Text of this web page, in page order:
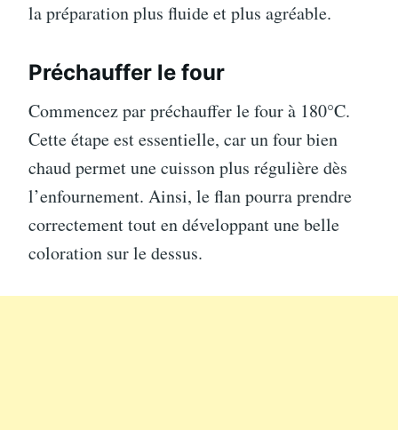
la préparation plus fluide et plus agréable.
Préchauffer le four
Commencez par préchauffer le four à 180°C.
Cette étape est essentielle, car un four bien
chaud permet une cuisson plus régulière dès
l’enfournement. Ainsi, le flan pourra prendre
correctement tout en développant une belle
coloration sur le dessus.